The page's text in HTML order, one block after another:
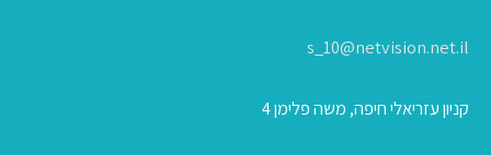
s_10@netvision.net.il
קניון עזריאלי חיפה, משה פלימן 4